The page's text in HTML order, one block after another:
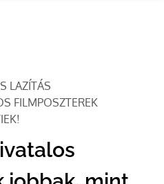
LAZÍTÁS
FILMPOSZTEREK